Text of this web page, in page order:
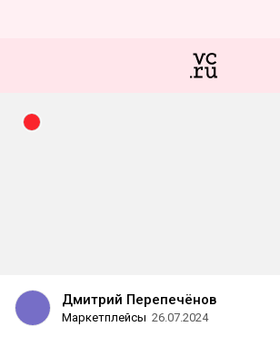
Дмитрий Перепечёнов
Маркетплейсы 26.07.2024